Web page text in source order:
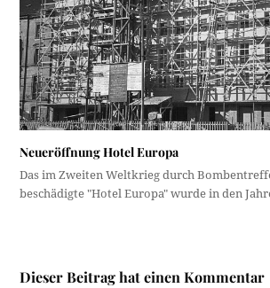
Neueröffnung Hotel Europa
Das im Zweiten Weltkrieg durch
beschädigte "Hotel Europa" wurde in den
Dieser Beitrag hat einen Kommentar